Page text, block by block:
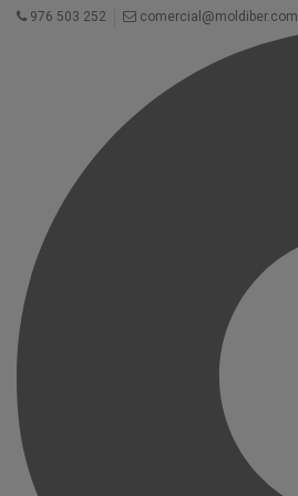
976 503 252 comercial@moldiber.com